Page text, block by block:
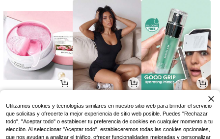
Utilizamos cookies y tecnologías similares en nuestro sitio web para brindar el servicio
que solicitas y ofrecerte la mejor experiencia de sitio web posible. Puedes "Rechazar
todo", "Aceptar todo" o establecer tu preferencia de cookies en cualquier momento a tu
elección. Al seleccionar "Aceptar todo", estableceremos todas las cookies opcionales,
que nos ayudan a analizar el tráfico, ofrecer funcionalidades mejoradas y personalizar